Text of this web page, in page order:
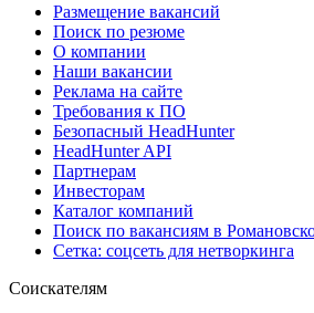
Размещение вакансий
Поиск по резюме
О компании
Наши вакансии
Реклама на сайте
Требования к ПО
Безопасный HeadHunter
HeadHunter API
Партнерам
Инвесторам
Каталог компаний
Поиск по вакансиям в
Сетка: соцсеть для нетворкинга
Соискателям